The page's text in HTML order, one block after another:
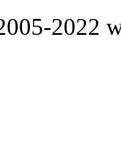
2022